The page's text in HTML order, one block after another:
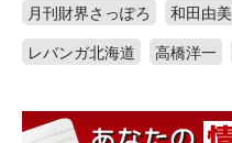
月刊財界さっぽろ
和田由美
レバンガ北海道
高橋洋一